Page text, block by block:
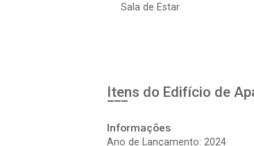
Sala de Estar
Itens do Edifício de
Informações
Ano de Lançamento: 2024